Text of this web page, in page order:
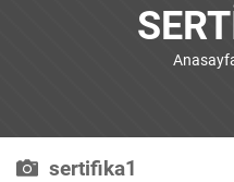
sertifika1